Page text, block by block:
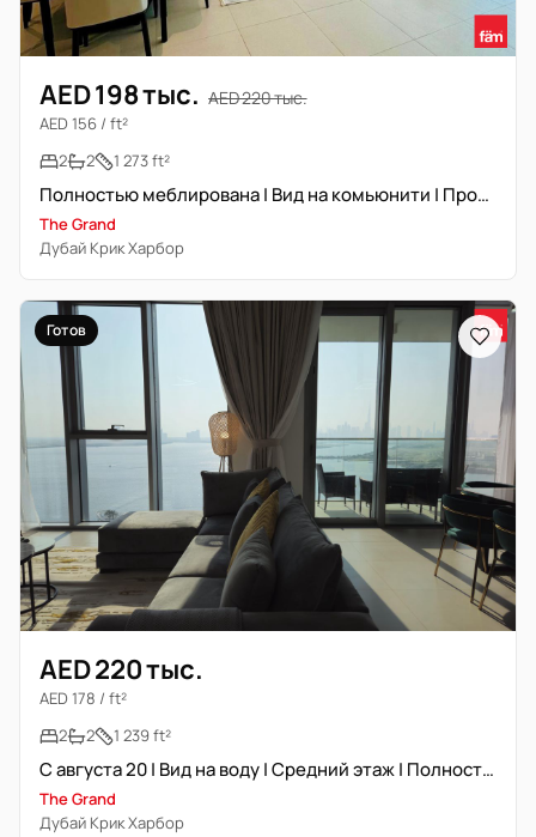
AED 198 тыс. AED 220 тыс.
AED 156 / ft²
2
2 1 273 ft²
Полностью меблирована | Вид на комьюнити | Просторная
The Grand
Дубай Крик Харбор
Готов
AED 220 тыс.
AED 178 / ft²
2
2 1 239 ft²
С августа 20 | Вид на воду | Средний этаж | Полностью меблирована
The Grand
Дубай Крик Харбор